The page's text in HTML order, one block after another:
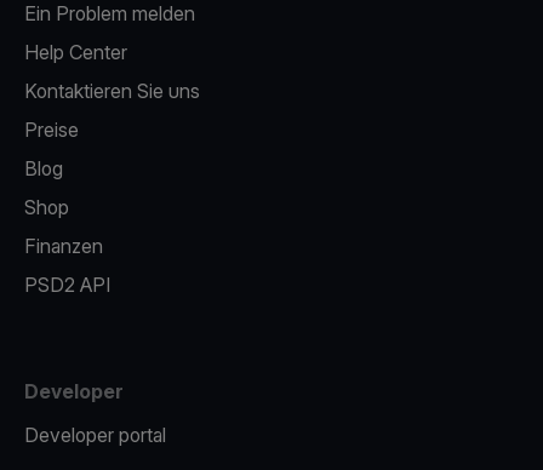
Ein Problem melden
Help Center
Kontaktieren Sie uns
Preise
Blog
Shop
Finanzen
PSD2 API
Developer
Developer portal